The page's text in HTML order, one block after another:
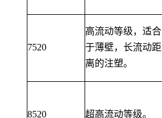
7520
高流动等级，适合
于薄壁，长流动距
离的注塑。
8520 超高流动等级。